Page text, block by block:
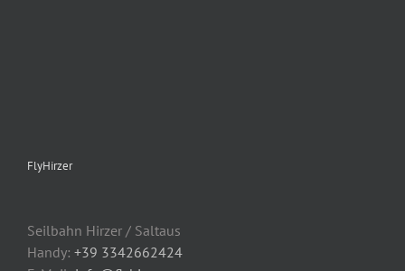
FlyHirzer
Seilbahn Hirzer / Saltaus
Handy: +39 3342662424